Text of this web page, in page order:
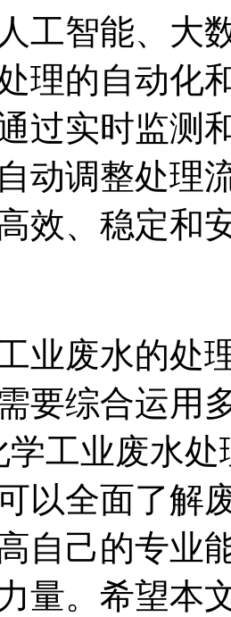
工智能、大
理的自动化
过实时监测
动调整处理
效、稳定和
业废水的处
要综合运用
学工业废水
以全面了解
自己的专业
量。希望本